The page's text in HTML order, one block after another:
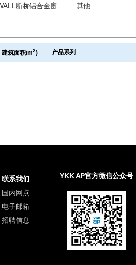
断桥铝合金窗 其他
建筑面积(m2) 产品系列
联系我们
国内网点
电子邮箱
招聘信息
YKK AP官方微信公众号